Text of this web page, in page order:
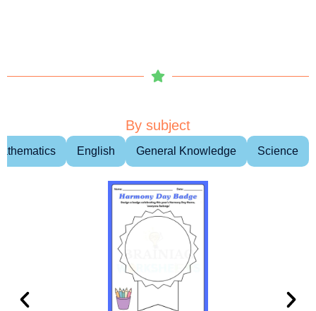
By subject
English General Knowledge Science